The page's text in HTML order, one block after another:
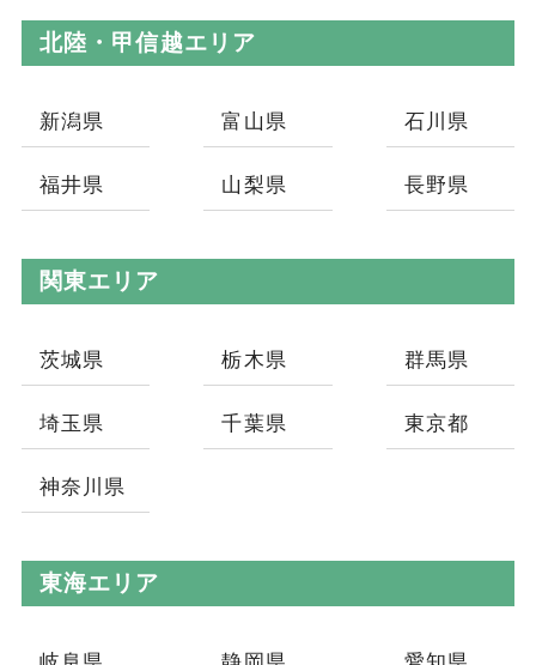
北陸・甲信越エリア
新潟県 富山県 石川県
福井県 山梨県 長野県
関東エリア
茨城県 栃木県 群馬県
埼玉県 千葉県 東京都
神奈川県
東海エリア